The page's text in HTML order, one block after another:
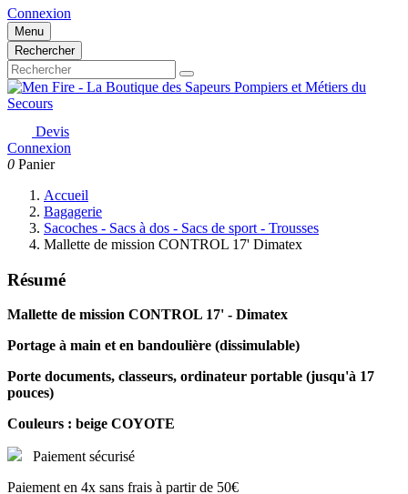
Connexion
Menu
Rechercher
Devis
Connexion
0 Panier
Accueil
Bagagerie
Sacoches - Sacs à dos - Sacs de sport - Trousses
Mallette de mission CONTROL 17' Dimatex
Résumé
Mallette de mission CONTROL 17' - Dimatex
Portage à main et en bandoulière (dissimulable)
Porte documents, classeurs, ordinateur portable (jusqu'à 17
pouces)
Couleurs : beige COYOTE
Paiement sécurisé
Paiement en 4x sans frais à partir de 50€